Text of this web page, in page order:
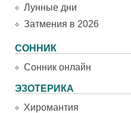
Лунные дни
Затмения в 2026
СОННИК
Сонник онлайн
ЭЗОТЕРИКА
Хиромантия